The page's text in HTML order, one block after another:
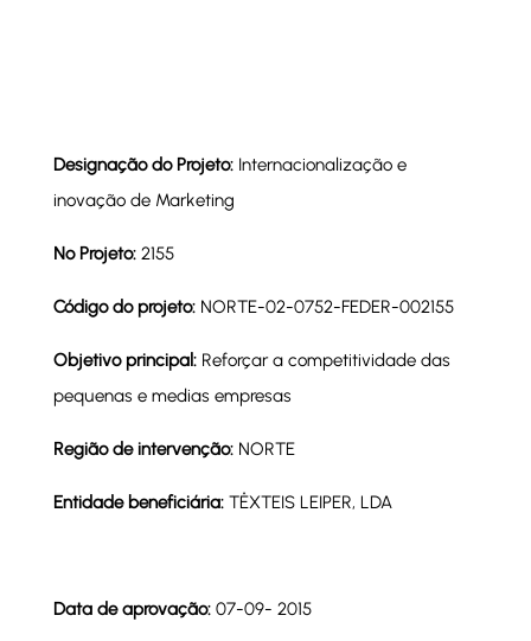
Designação do Projeto: Internacionalização e
inovação de Marketing
Nº Projeto:2155
Código do projeto: NORTE-02-0752-FEDER-002155
Objetivo principal:Reforçar a competitividade das
pequenas e medias empresas
Região de intervenção: NORTE
Entidade beneficiária: TÊXTEIS LEIPER, LDA
Data de aprovação: 07-09- 2015